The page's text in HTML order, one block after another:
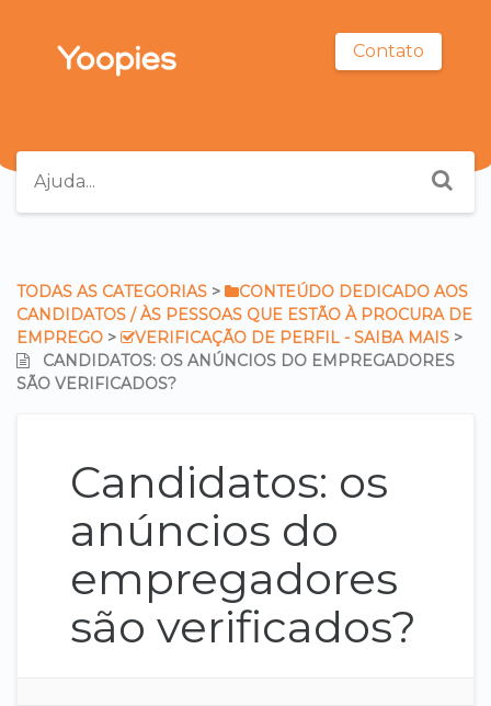
Contato
TODAS AS CATEGORIAS ​ > ​
​CONTEÚDO DEDICADO AOS
CANDIDATOS / ÀS PESSOAS QUE ESTÃO À PROCURA DE
EMPREGO ​ > ​ ​VERIFICAÇÃO DE PERFIL - SAIBA MAIS ​ > ​
CANDIDATOS: OS ANÚNCIOS DO EMPREGADORES
SÃO VERIFICADOS?
Candidatos: os
anúncios do
empregadores
são verificados?